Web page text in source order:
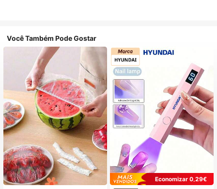
Você Também Pode Gostar
Economizar 0,29€